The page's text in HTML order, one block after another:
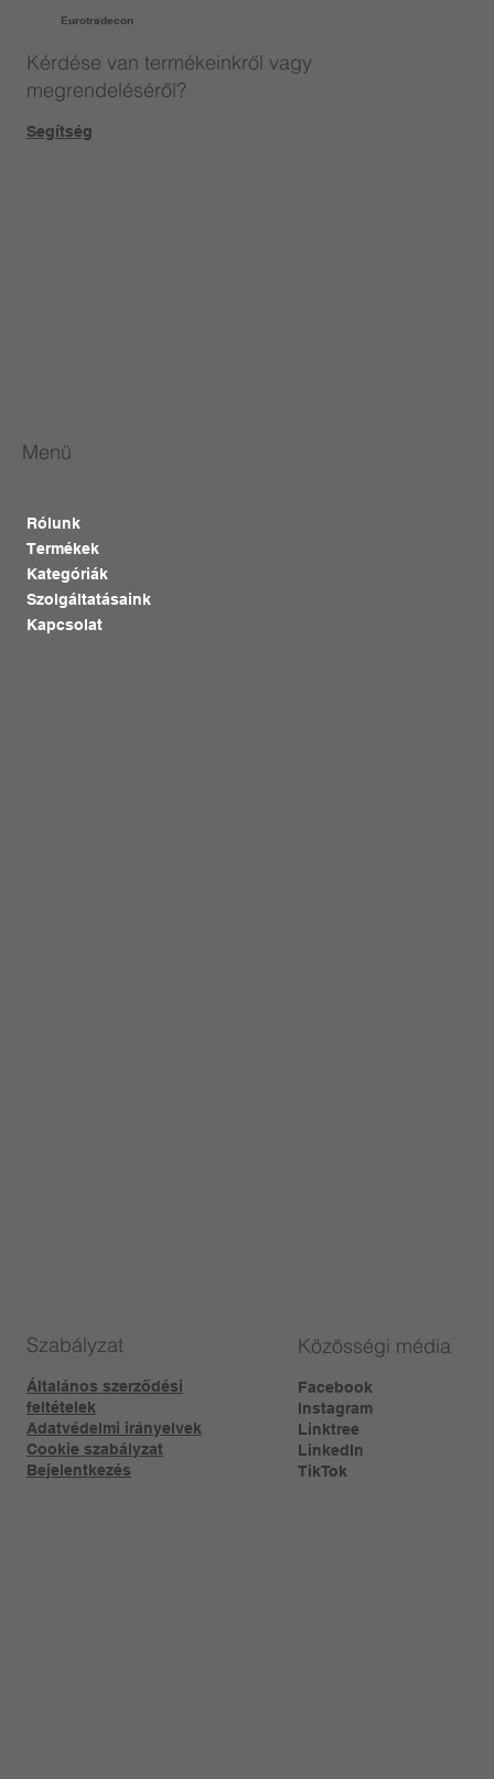
Eurotradecon
Kérdése van termékeinkről vagy
megrendeléséről?
Segítség
Szabályzat
Általános szerződési
feltételek
Adatvédelmi irányelvek
Cookie szabályzat
Bejelentkezés
Menü
Rólunk
Termékek
Kategóriák
Szolgáltatásaink
Kapcsolat
Közösségi média
Facebook
Instagram
Linktree​
LinkedIn
TikTok